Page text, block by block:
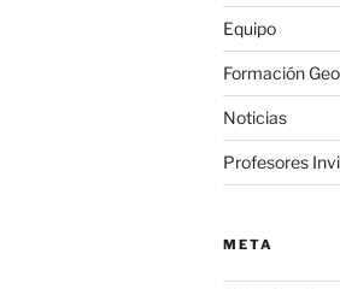
Equipo
Formación
Noticias
Profesores
META